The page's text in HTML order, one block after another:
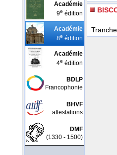
Académie
9e édition
Académie
8e édition
Académie
4e édition
BDLP
Francophonie
BHVF
attestations
DMF
(1330 - 1500)